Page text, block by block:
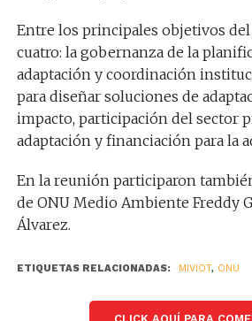
Entre los principales objetivos
cuatro: la gobernanza de la
adaptación y coordinación
para diseñar soluciones de
impacto, participación del sector
adaptación y financiación para la
En la reunión participaron
de ONU Medio Ambiente Freddy
Álvarez.
ETIQUETAS RELACIONADAS: MIVIOT, ONU